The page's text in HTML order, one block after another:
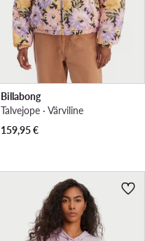
Billabong
Talvejope · Värviline
159,95€